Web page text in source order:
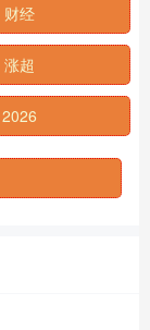
财经
涨超
2026